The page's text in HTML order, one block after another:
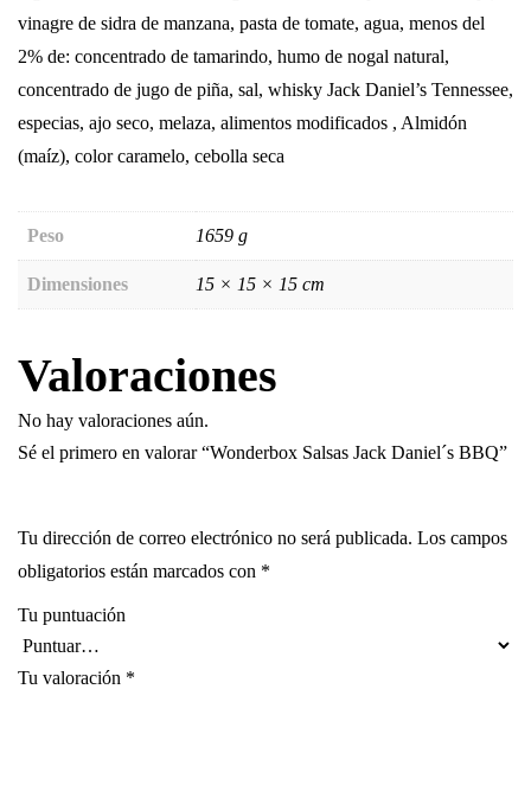
vinagre de sidra de manzana, pasta de tomate, agua, menos del
2% de: concentrado de tamarindo, humo de nogal natural,
concentrado de jugo de piña, sal, whisky Jack Daniel’s Tennessee,
especias, ajo seco, melaza, alimentos modificados , Almidón
(maíz), color caramelo, cebolla seca
Peso 1659 g
Dimensiones 15 × 15 × 15 cm
Valoraciones
No hay valoraciones aún.
Sé el primero en valorar “Wonderbox Salsas Jack Daniel´s BBQ”
Tu dirección de correo electrónico no será publicada. Los campos
obligatorios están marcados con *
Tu puntuación
Tu valoración *